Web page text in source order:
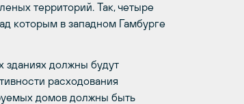
территорий. Так, четыре
которым в западном Гамбурге
зданиях должны будут
расходования
домов должны быть